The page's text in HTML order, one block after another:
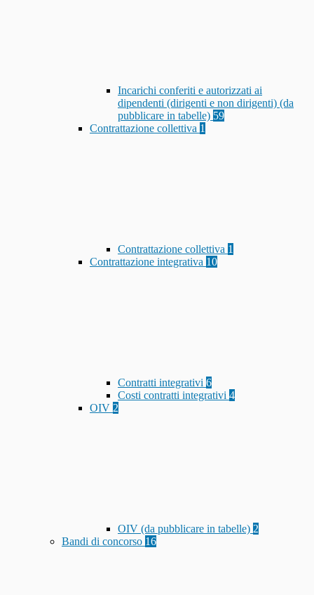
Incarichi conferiti e autorizzati ai
dipendenti (dirigenti e non dirigenti) (da
pubblicare in tabelle) 59
Contrattazione collettiva 1
Contrattazione collettiva 1
Contrattazione integrativa 10
Contratti integrativi 6
Costi contratti integrativi 4
OIV 2
OIV (da pubblicare in tabelle) 2
Bandi di concorso 16